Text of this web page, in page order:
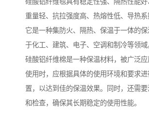
重量轻、抗拉强度高、热熔性低、导热系
它是一种集防火、隔热、保温于一体的
于化工、建筑、电子、空调和制冷等领域
硅酸铝纤维棉是一种保温材料，被广泛
使用时，应根据具体的使用环境和要求
置，以达到佳的保温效果。同时，还需
和检查，确保其长期稳定的使用性能。